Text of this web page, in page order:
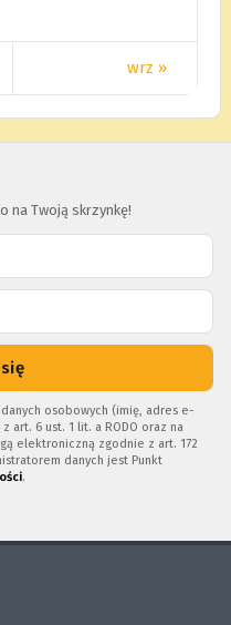
wrz »
na Twoją skrzynkę!
osobowych (imię, adres e-
art. 6 ust. 1 lit. a RODO oraz na
elektroniczną zgodnie z art. 172
danych jest Punkt
.